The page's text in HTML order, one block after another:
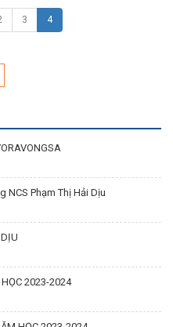
3 4
NCS Phạm Thị Hải Dịu
2023-2024